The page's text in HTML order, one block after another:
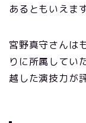
あるともいえます
宮野真守さんは
りに所属してい
越した演技力が